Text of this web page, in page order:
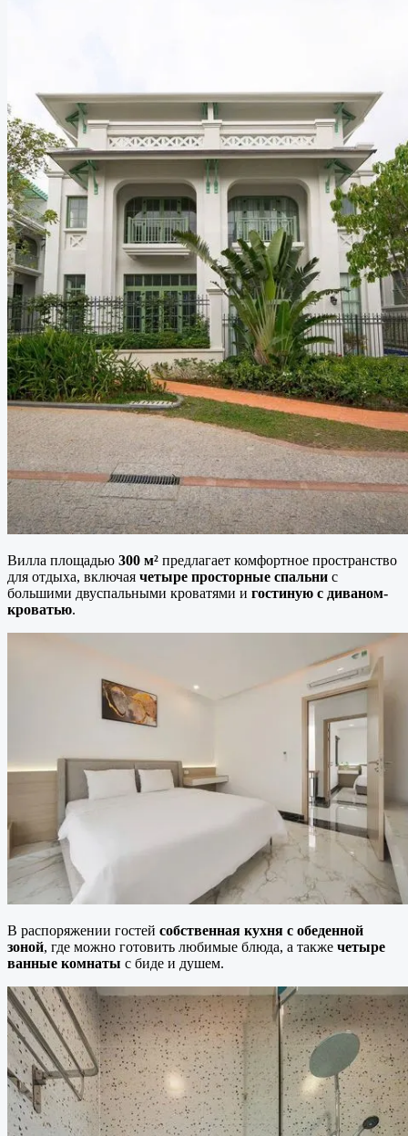
Вилла площадью 300 м² предлагает комфортное пространство
для отдыха, включая четыре просторные спальни с
большими двуспальными кроватями и гостиную с диваном-
кроватью.
В распоряжении гостей собственная кухня с обеденной
зоной, где можно готовить любимые блюда, а также четыре
ванные комнаты с биде и душем.